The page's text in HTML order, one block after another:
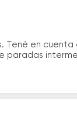
Tené en
paradas